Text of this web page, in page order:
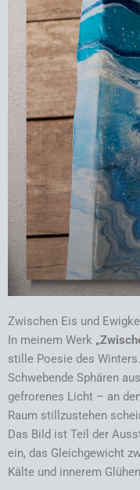
Zwischen Eis und
In meinem Werk
stille Poesie des Winters.
Schwebende Sphären
gefrorenes Licht – an
Raum stillzustehen
Das Bild ist Teil der
ein, das Gleichgewicht
Kälte und innerem